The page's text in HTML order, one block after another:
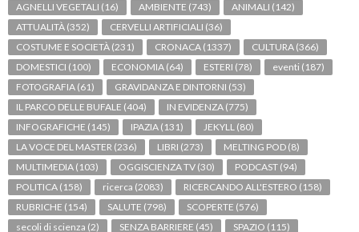
AGNELLI VEGETALI (16) AMBIENTE (743) ANIMALI (142)
ATTUALITÀ (352) CERVELLI ARTIFICIALI (36)
COSTUME E SOCIETÀ (231) CRONACA (1337) CULTURA (366)
DOMESTICI (100) ECONOMIA (64) ESTERI (78) eventi (187)
FOTOGRAFIA (61) GRAVIDANZA E DINTORNI (53)
IL PARCO DELLE BUFALE (404) IN EVIDENZA (775)
INFOGRAFICHE (145) IPAZIA (131) JEKYLL (80)
LA VOCE DEL MASTER (236) LIBRI (273) MELTING POD (8)
MULTIMEDIA (103) OGGISCIENZA TV (30) PODCAST (94)
POLITICA (158) ricerca (2083) RICERCANDO ALL'ESTERO (158)
RUBRICHE (154) SALUTE (798) SCOPERTE (576)
secoli di scienza (2) SENZA BARRIERE (45) SPAZIO (115)